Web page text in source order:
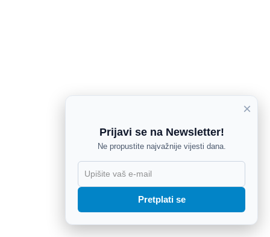
×
Prijavi se na Newsletter!
Ne propustite najvažnije vijesti dana.
Pretplati se